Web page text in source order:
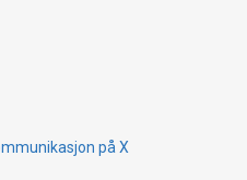
på X